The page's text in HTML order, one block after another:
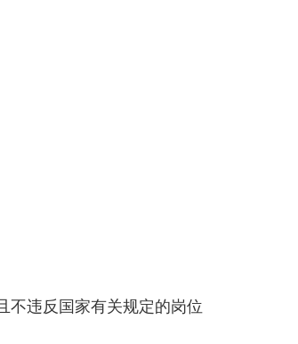
不违反国家有关规定的岗位